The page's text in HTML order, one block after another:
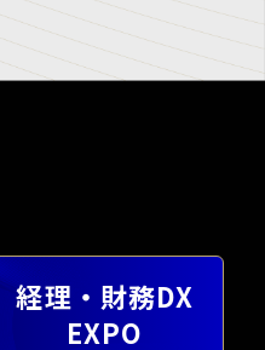
経理・財務DX
EXPO